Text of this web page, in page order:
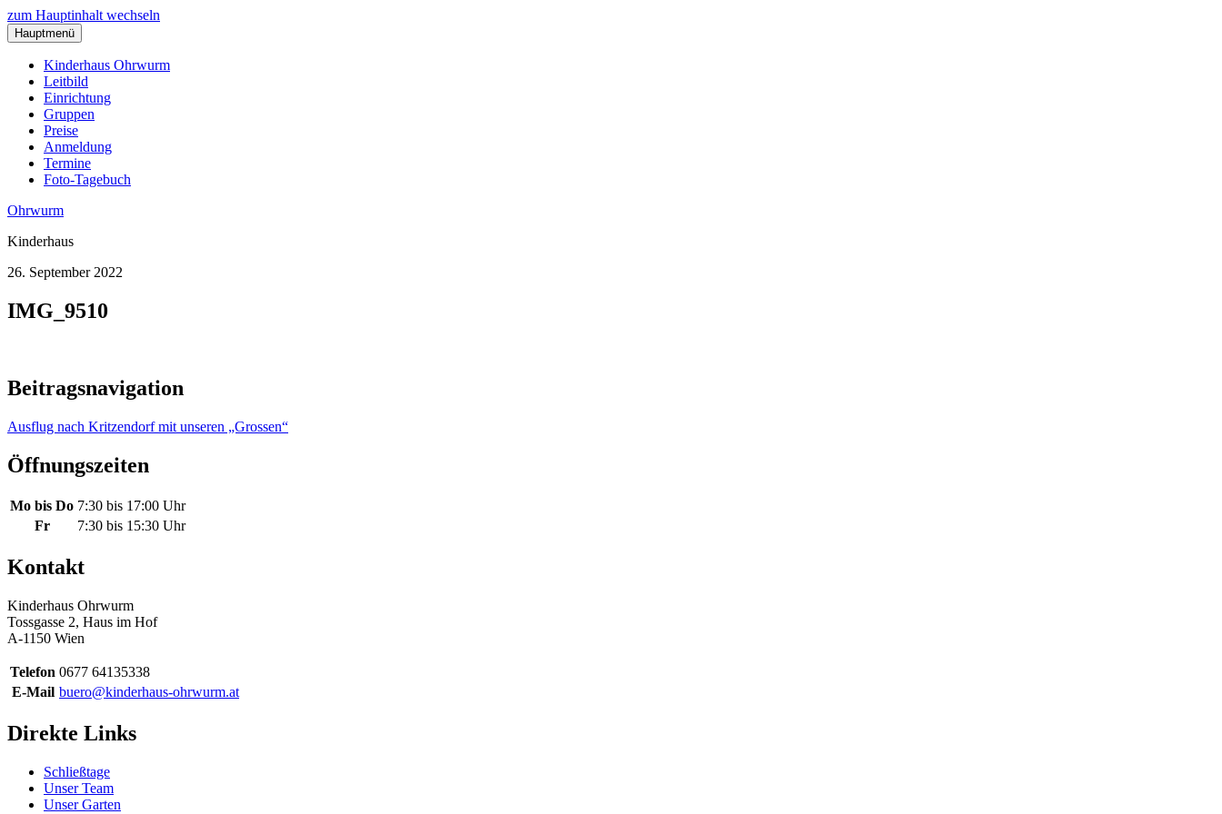
zum Hauptinhalt wechseln
Hauptmenü
Kinderhaus Ohrwurm
Leitbild
Einrichtung
Gruppen
Preise
Anmeldung
Termine
Foto-Tagebuch
Ohrwurm
Kinderhaus
26. September 2022
IMG_9510
Beitragsnavigation
Ausflug nach Kritzendorf mit unseren „Grossen“
Öffnungszeiten
Mo bis Do 7:30 bis 17:00 Uhr
Fr
7:30 bis 15:30 Uhr
Kontakt
Kinderhaus Ohrwurm
Tossgasse 2, Haus im Hof
A-1150 Wien
Telefon 0677 64135338
E-Mail buero@kinderhaus-ohrwurm.at
Direkte Links
Schließtage
Unser Team
Unser Garten